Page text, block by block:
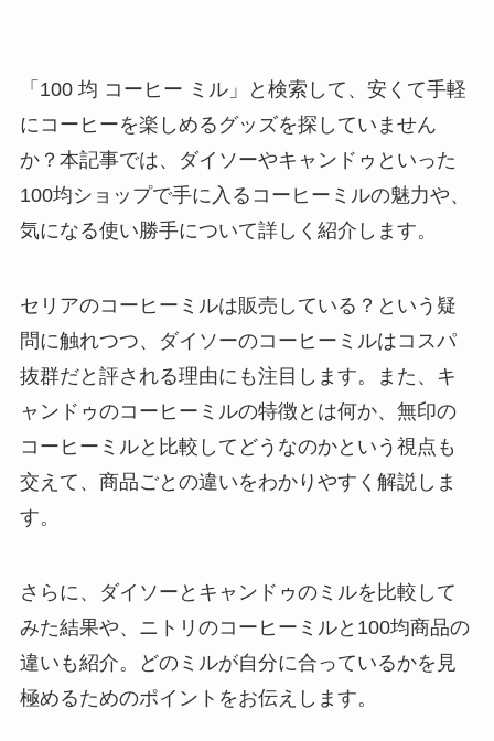
「100 均 コーヒー ミル」と検索して、安くて手軽
にコーヒーを楽しめるグッズを探していません
か？本記事では、ダイソーやキャンドゥといった
100均ショップで手に入るコーヒーミルの魅力や、
気になる使い勝手について詳しく紹介します。
セリアのコーヒーミルは販売している？という疑
問に触れつつ、ダイソーのコーヒーミルはコスパ
抜群だと評される理由にも注目します。また、キ
ャンドゥのコーヒーミルの特徴とは何か、無印の
コーヒーミルと比較してどうなのかという視点も
交えて、商品ごとの違いをわかりやすく解説しま
す。
さらに、ダイソーとキャンドゥのミルを比較して
みた結果や、ニトリのコーヒーミルと100均商品の
違いも紹介。どのミルが自分に合っているかを見
極めるためのポイントをお伝えします。